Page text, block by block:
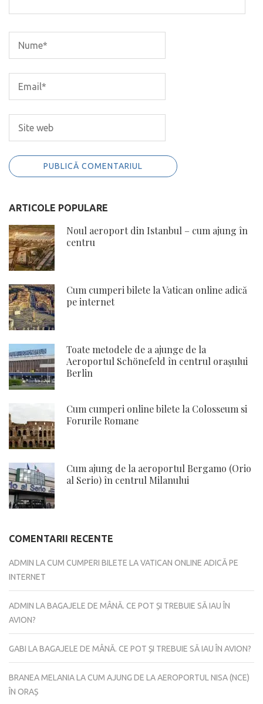
ARTICOLE POPULARE
Noul aeroport din Istanbul – cum ajung în
centru
Cum cumperi bilete la Vatican online adică
pe internet
Toate metodele de a ajunge de la
Aeroportul Schönefeld în centrul orașului
Berlin
Cum cumperi online bilete la Colosseum si
Forurile Romane
Cum ajung de la aeroportul Bergamo (Orio
al Serio) în centrul Milanului
COMENTARII RECENTE
ADMIN LACUM CUMPERI BILETE LA VATICAN ONLINE ADICĂ PE
INTERNET
ADMIN LABAGAJELE DE MÂNĂ. CE POT ȘI TREBUIE SĂ IAU ÎN
AVION?
GABI LABAGAJELE DE MÂNĂ. CE POT ȘI TREBUIE SĂ IAU ÎN AVION?
BRANEA MELANIALACUM AJUNG DE LA AEROPORTUL NISA (NCE)
ÎN ORAȘ